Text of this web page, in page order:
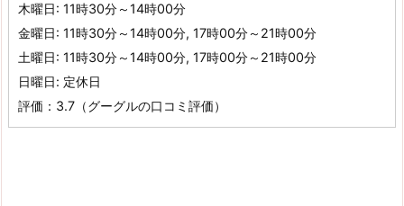
木曜日: 11時30分～14時00分
金曜日: 11時30分～14時00分, 17時00分～21時00分
土曜日: 11時30分～14時00分, 17時00分～21時00分
日曜日: 定休日
評価：3.7（グーグルの口コミ評価）